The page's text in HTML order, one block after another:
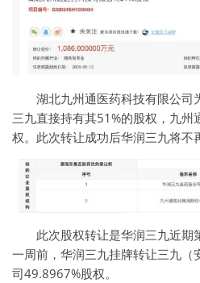
湖北九州通医药科技有限公司
三九直接持有其51%的股权，九州
权。此次转让成功后华润三九将不
此次股权转让是华润三九近期
一周前，华润三九挂牌转让三九（
司49.8967%股权。